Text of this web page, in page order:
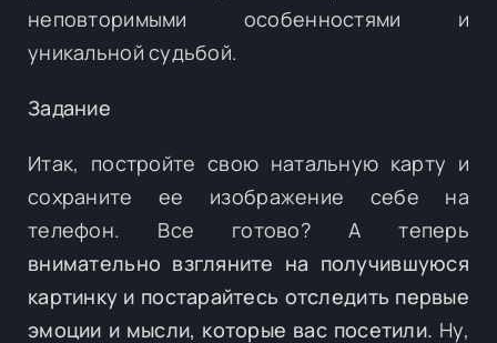
неповторимыми особенностями и
уникальной судьбой.
Задание
Итак, постройте свою натальную карту и
сохраните ее изображение себе на
телефон. Все готово? А теперь
внимательно взгляните на получившуюся
картинку и постарайтесь отследить первые
эмоции и мысли, которые вас посетили. Ну,